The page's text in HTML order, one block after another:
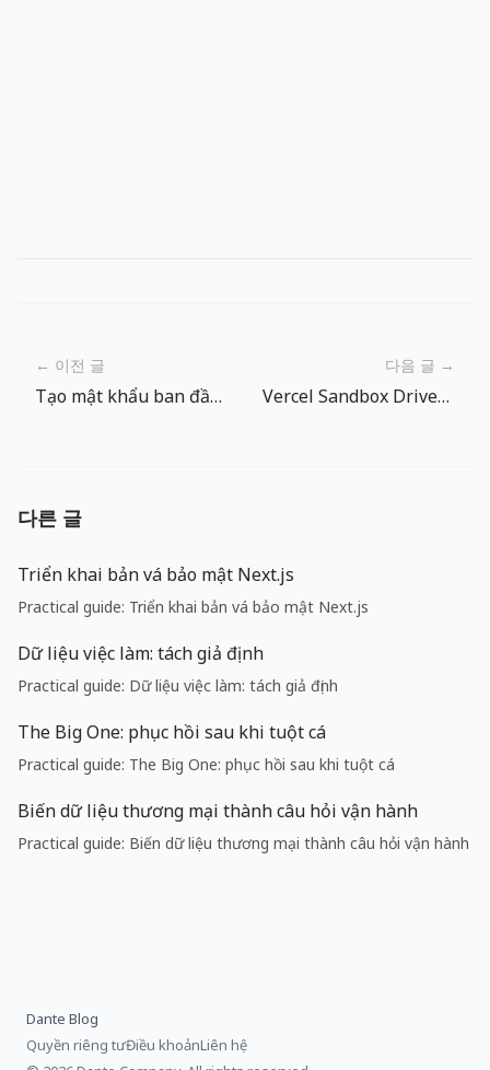
← 이전 글
Tạo mật khẩu ban đầu an toàn cho tài khoản gia công của bạn bằng trình tạo mật khẩu.
다음 글 →
Vercel Sandbox Drives: workspace bền vững trở thành hạ tầng cho AI agent
다른 글
Triển khai bản vá bảo mật Next.js
Practical guide: Triển khai bản vá bảo mật Next.js
Dữ liệu việc làm: tách giả định
Practical guide: Dữ liệu việc làm: tách giả định
The Big One: phục hồi sau khi tuột cá
Practical guide: The Big One: phục hồi sau khi tuột cá
Biến dữ liệu thương mại thành câu hỏi vận hành
Practical guide: Biến dữ liệu thương mại thành câu hỏi vận hành
Dante Blog
Quyền riêng tưĐiều khoảnLiên hệ